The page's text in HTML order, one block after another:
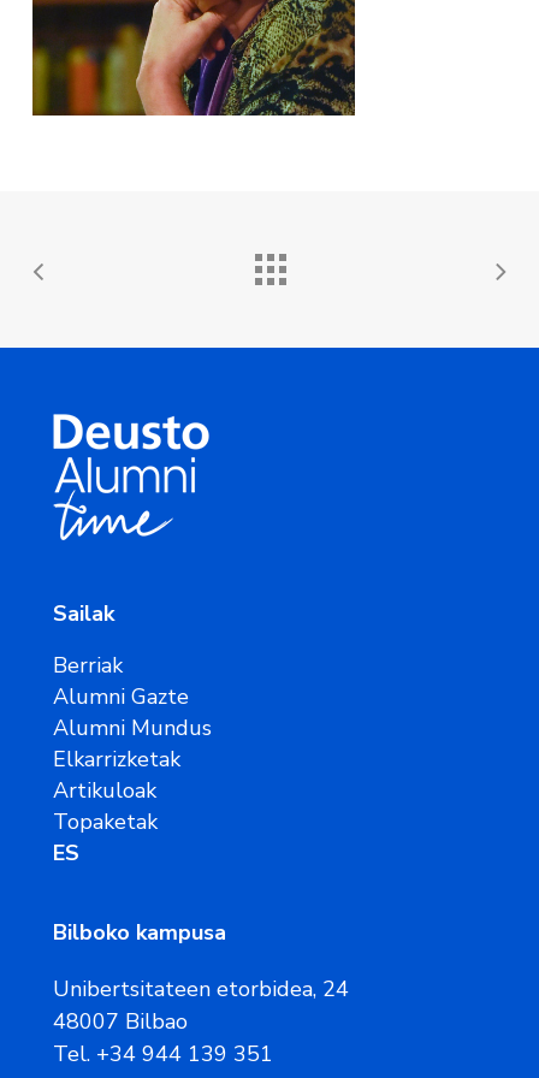
Sailak
Berriak
Alumni Gazte
Alumni Mundus
Elkarrizketak
Artikuloak
Topaketak
ES
Bilboko kampusa
Unibertsitateen etorbidea, 24
48007 Bilbao
Tel. +34 944 139 351